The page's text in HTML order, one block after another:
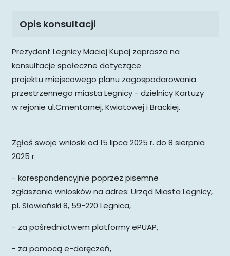
Opis konsultacji
Prezydent Legnicy Maciej Kupaj zaprasza na
konsultacje społeczne dotyczące
projektu miejscowego planu zagospodarowania
przestrzennego miasta Legnicy - dzielnicy Kartuzy
w rejonie ul.Cmentarnej, Kwiatowej i Brackiej.
Zgłoś swoje wnioski od 15 lipca 2025 r. do 8 sierpnia
2025 r.
- korespondencyjnie poprzez pisemne
zgłaszanie wniosków na adres: Urząd Miasta Legnicy,
pl. Słowiański 8, 59-220 Legnica,
- za pośrednictwem platformy ePUAP,
- za pomocą e-doręczeń,